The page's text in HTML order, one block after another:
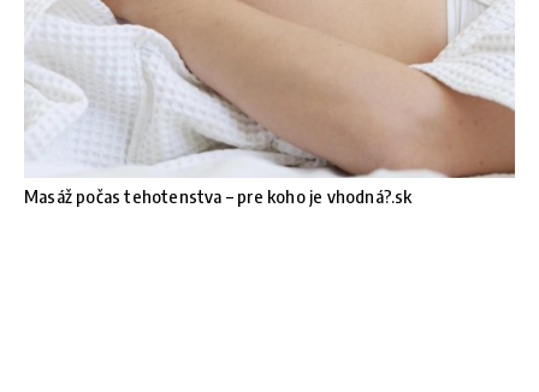
Masáž počas tehotenstva – pre koho je vhodná?.sk